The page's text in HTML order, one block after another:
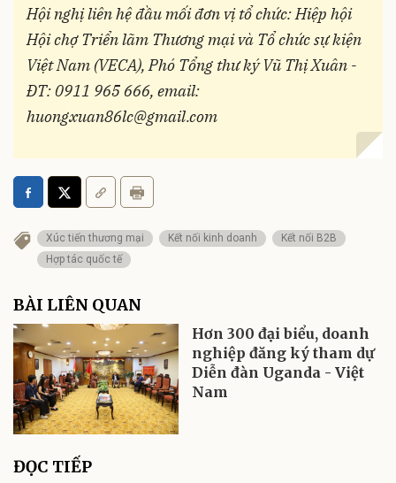
Hội nghị liên hệ đầu mối đơn vị tổ chức:Hiệp hội
Hội chợ Triển lãm Thương mại và Tổ chức sự kiện
Việt Nam (VECA), Phó Tổng thư ký Vũ Thị Xuân -
ĐT: 0911 965 666, email:
huongxuan86lc@gmail.com
Xúc tiến thương mại Kết nối kinh doanh
Kết nối B2B
Hợp tác quốc tế
BÀI LIÊN QUAN
Hơn 300 đại biểu, doanh
nghiệp đăng ký tham dự
Diễn đàn Uganda - Việt
Nam
ĐỌC TIẾP